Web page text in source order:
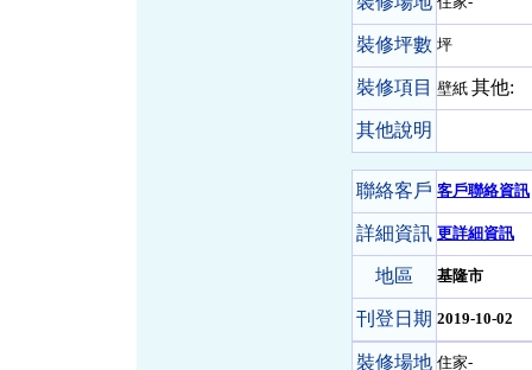
裝修坪數 坪
裝修項目 壁紙 其他:
其他說明
聯絡客戶 客戶聯絡資訊
詳細資訊 更詳細資訊
地區 基隆市
刊登日期 2019-10-02
裝修場地 住家-